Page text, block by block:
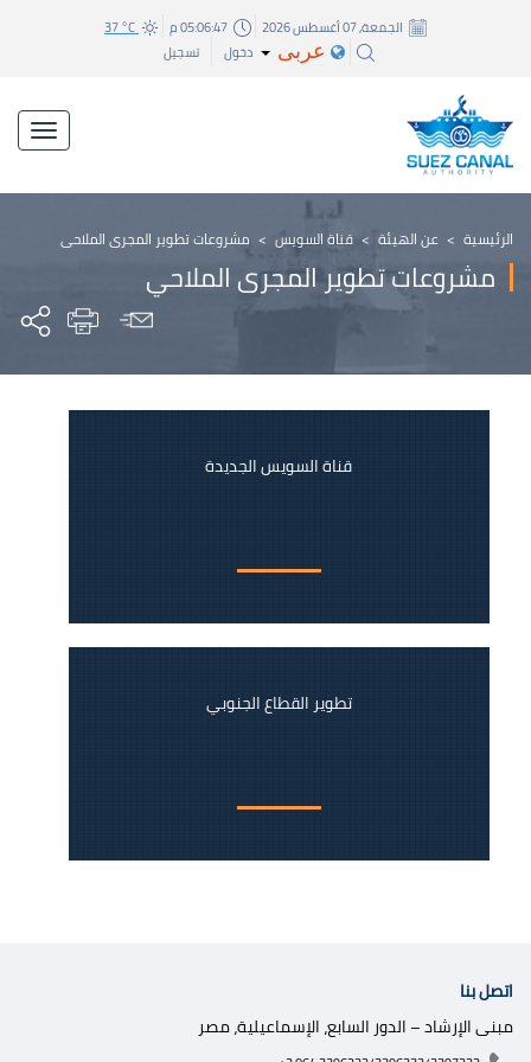
الجمعة, 07 أغسطس 2026 05:06:47 م 37 °C
عربى دخول تسجيل
الرئيسية > عن الهيئة > قناة السويس > مشروعات تطوير المجرى الملاحي
مشروعات تطوير المجرى الملاحي
قناة السويس الجديدة
تطوير القطاع الجنوبي
اتصل بنا
مبنى الإرشاد – الدور السابع، الإسماعيلية، مصر